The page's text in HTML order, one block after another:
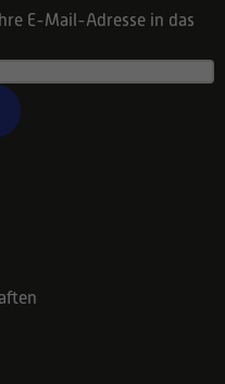
E-Mail-Adresse in das